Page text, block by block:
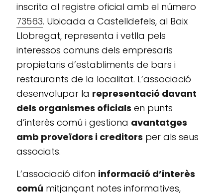
inscrita al registre oficial amb el número
73563. Ubicada a Castelldefels, al Baix
Llobregat, representa i vetlla pels
interessos comuns dels empresaris
propietaris d’establiments de bars i
restaurants de la localitat. L’associació
desenvolupar la representació davant
dels organismes oficials en punts
d’interès comú i gestiona avantatges
amb proveïdors i creditors per als seus
associats.
L’associació difon informació d’interès
comú mitjançant notes informatives,